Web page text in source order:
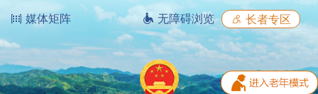
媒体矩阵 无障碍浏览 长者专区